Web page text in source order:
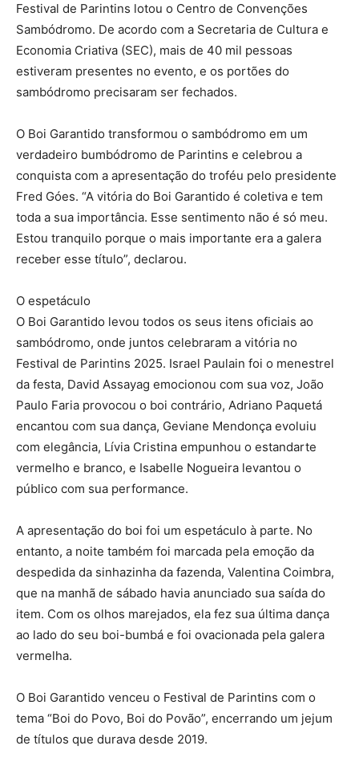
Festival de Parintins lotou o Centro de Convenções
Sambódromo. De acordo com a Secretaria de Cultura e
Economia Criativa (SEC), mais de 40 mil pessoas
estiveram presentes no evento, e os portões do
sambódromo precisaram ser fechados.
O Boi Garantido transformou o sambódromo em um
verdadeiro bumbódromo de Parintins e celebrou a
conquista com a apresentação do troféu pelo presidente
Fred Góes. “A vitória do Boi Garantido é coletiva e tem
toda a sua importância. Esse sentimento não é só meu.
Estou tranquilo porque o mais importante era a galera
receber esse título”, declarou.
O espetáculo
O Boi Garantido levou todos os seus itens oficiais ao
sambódromo, onde juntos celebraram a vitória no
Festival de Parintins 2025. Israel Paulain foi o menestrel
da festa, David Assayag emocionou com sua voz, João
Paulo Faria provocou o boi contrário, Adriano Paquetá
encantou com sua dança, Geviane Mendonça evoluiu
com elegância, Lívia Cristina empunhou o estandarte
vermelho e branco, e Isabelle Nogueira levantou o
público com sua performance.
A apresentação do boi foi um espetáculo à parte. No
entanto, a noite também foi marcada pela emoção da
despedida da sinhazinha da fazenda, Valentina Coimbra,
que na manhã de sábado havia anunciado sua saída do
item. Com os olhos marejados, ela fez sua última dança
ao lado do seu boi-bumbá e foi ovacionada pela galera
vermelha.
O Boi Garantido venceu o Festival de Parintins com o
tema “Boi do Povo, Boi do Povão”, encerrando um jejum
de títulos que durava desde 2019.